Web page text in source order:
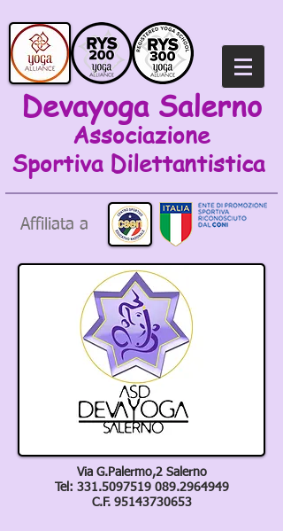
Devayoga Salerno
Associazione
Sportiva Dilettantistica
Affiliata a
Via G.Palermo,2 Salerno
Tel: 331.5097519 089.2964949
C.F. 95143730653